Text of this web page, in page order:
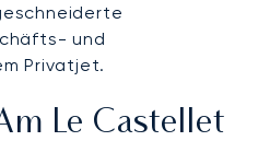
und
Privatjet.
Le Castellet